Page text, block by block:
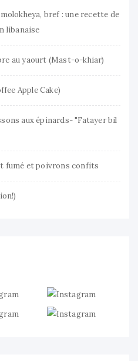
bref : une recette de
libanaise
au yaourt (Mast-o-khiar)
Apple Cake)
aux épinards- "Fatayer bil
fumé et poivrons confits